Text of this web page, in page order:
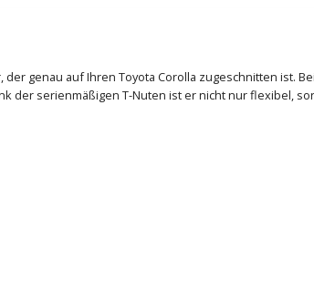
genau auf Ihren Toyota Corolla zugeschnitten ist.
der serienmäßigen T-Nuten ist er nicht nur flexibel,